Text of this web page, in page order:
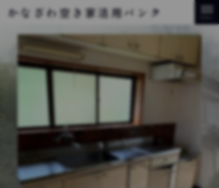
かなざわ空き家活用バンク